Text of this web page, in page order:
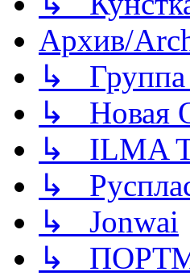
Архив/
↳
↳ Новая
↳ ILMA
↳
↳ Jonwai
↳